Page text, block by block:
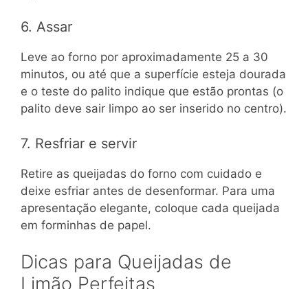
6. Assar
Leve ao forno por aproximadamente 25 a 30
minutos, ou até que a superfície esteja dourada
e o teste do palito indique que estão prontas (o
palito deve sair limpo ao ser inserido no centro).
7. Resfriar e servir
Retire as queijadas do forno com cuidado e
deixe esfriar antes de desenformar. Para uma
apresentação elegante, coloque cada queijada
em forminhas de papel.
Dicas para Queijadas de
Limão Perfeitas